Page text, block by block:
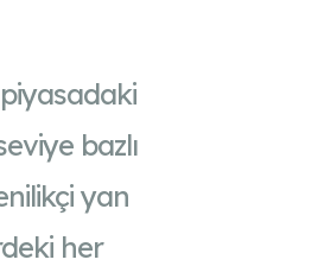
bazlı
yan
her